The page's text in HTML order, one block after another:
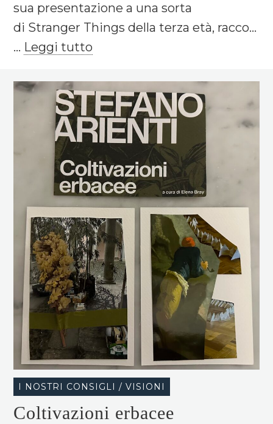
sua presentazione a una sorta
di Stranger Things della terza età, racco...
... Leggi tutto
I NOSTRI CONSIGLI / VISIONI
Coltivazioni erbacee